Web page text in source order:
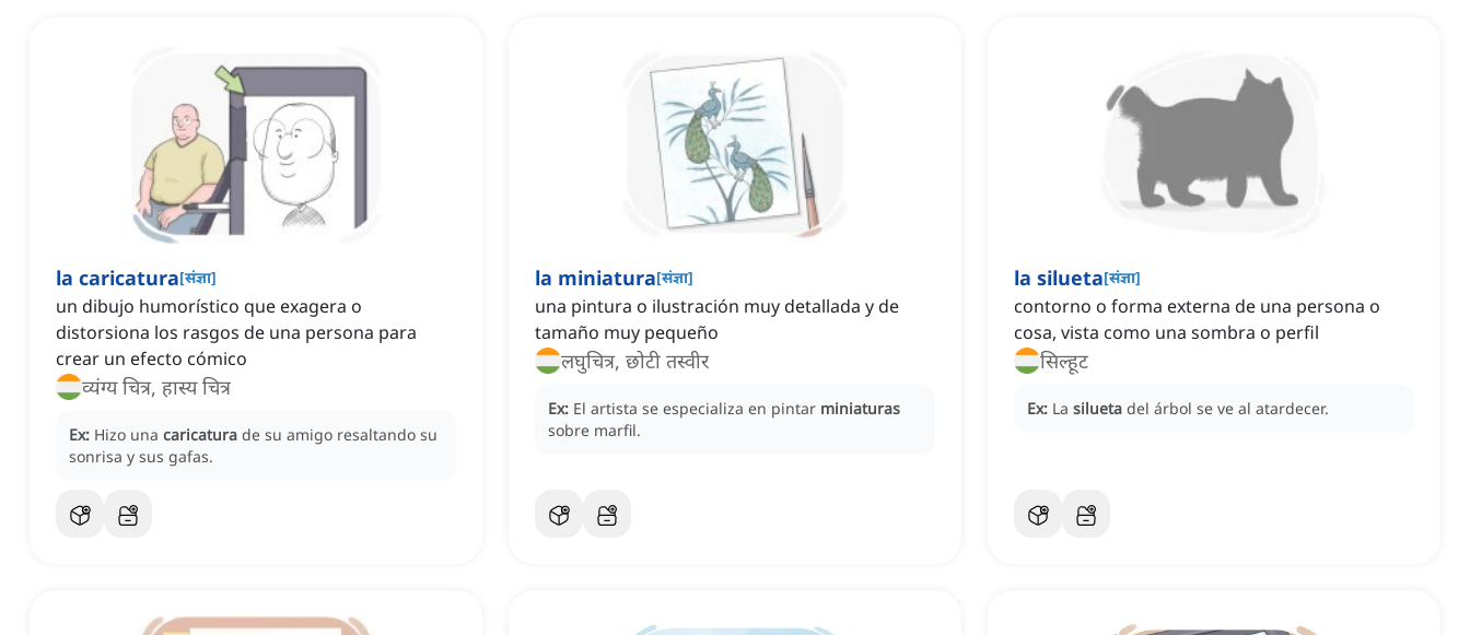
la caricatura[संज्ञा]
un dibujo humorístico que exagera o
distorsiona los rasgos de una persona para
crear un efecto cómico
व्यंग्य चित्र, हास्य चित्र
Ex: Hizo una caricatura de su amigo resaltando su
sonrisa y sus gafas.
la miniatura[संज्ञा]
una pintura o ilustración muy detallada y de
tamaño muy pequeño
लघुचित्र, छोटी तस्वीर
Ex: El artista se especializa en pintar miniaturas
sobre marfil.
la silueta[संज्ञा]
contorno o forma externa de una persona o
cosa, vista como una sombra o perfil
सिल्हूट
Ex: La silueta del árbol se ve al atardecer.